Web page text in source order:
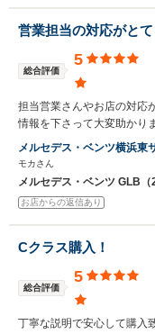
営業担当の対応がと
総合評価
5
担当営業さんやお店の対応
情報を下さって大変助かり
メルセデス・ベンツ横浜東
モカさん
メルセデス・ベンツ GLB（
お店からの返信あり
Cクラス購入！
総合評価
5
丁寧な説明で安心して購入